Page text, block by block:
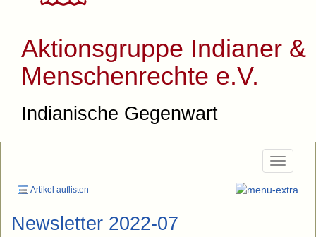
Aktionsgruppe Indianer &
Menschenrechte e.V.
Indianische Gegenwart
Artikel auflisten
Newsletter 2022-07